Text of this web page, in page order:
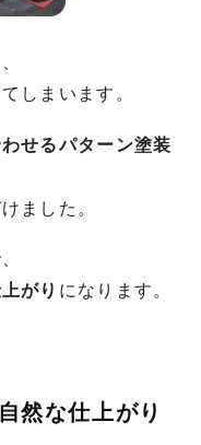
しまいます。
せるパターン塗装
ました。
がり になります。
然な仕上がり